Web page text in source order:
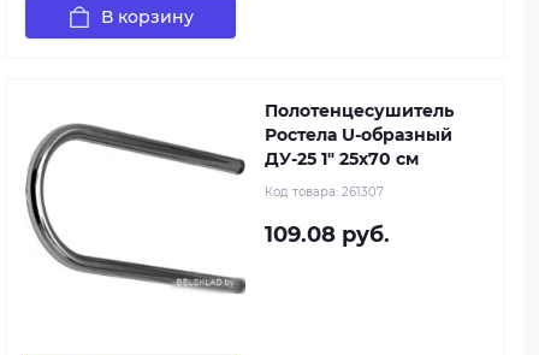
В корзину
Полотенцесушитель
Ростела U-образный
ДУ-25 1" 25x70 см
Код товара: 261307
109.08 руб.